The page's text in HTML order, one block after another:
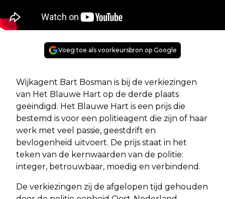
Voeg toe als voorkeursbron op Google
Wijkagent Bart Bosman is bij de verkiezingen
van Het Blauwe Hart op de derde plaats
geëindigd. Het Blauwe Hart is een prijs die
bestemd is voor een politieagent die zijn of haar
werk met veel passie, geestdrift en
bevlogenheid uitvoert. De prijs staat in het
teken van de kernwaarden van de politie:
integer, betrouwbaar, moedig en verbindend.
De verkiezingen zij de afgelopen tijd gehouden